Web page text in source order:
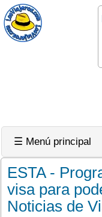
☰ Menú principal
ESTA -
visa para
Noticias de